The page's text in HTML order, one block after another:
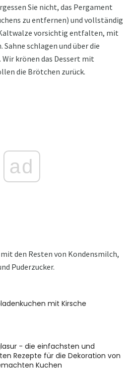
Sie nicht, das Pergament
zu entfernen) und vollständig
vorsichtig entfalten, mit
schlagen und über die
krönen das Dessert mit
die Brötchen zurück.
ad
den Resten von Kondensmilch,
Puderzucker.
mit Kirsche
- die einfachsten und
Rezepte für die Dekoration von
Kuchen